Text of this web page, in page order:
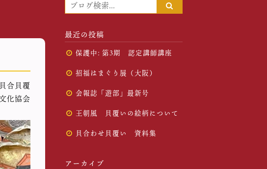
貝合貝覆
文化協会
最近の投稿
保護中: 第3期 認定講師講座
招福はまぐり展（大阪）
会報誌「遊部」最新号
王朝風 貝覆いの絵柄について
貝合わせ貝覆い 資料集
アーカイブ